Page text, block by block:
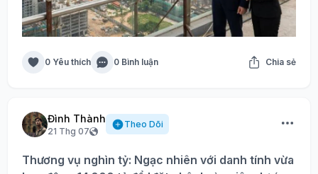
0 Yêu thích 0 Bình luận Chia sẻ
Đình Thành
21 Thg 07
Theo Dõi
Thương vụ nghìn tỷ: Ngạc nhiên với danh tính vừa